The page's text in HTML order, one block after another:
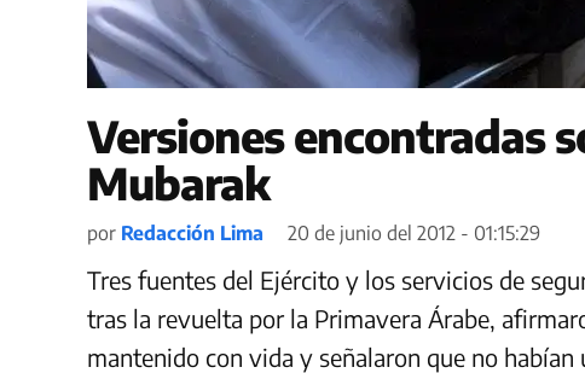
Versiones encontradas
Mubarak
por Redacción Lima 20 de junio del 2012 - 01:15:29
Tres fuentes del Ejército y los servicios de
tras la revuelta por la Primavera Árabe,
mantenido con vida y señalaron que no